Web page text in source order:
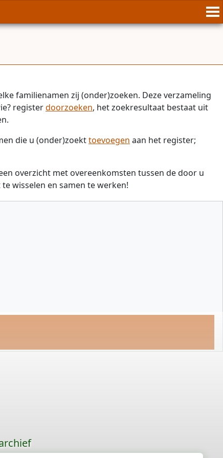
familienamen zij (onder)zoeken. Deze verzameling
registerdoorzoeken, het zoekresultaat bestaat uit
die u (onder)zoekttoevoegen aan het register;
overzicht met overeenkomsten tussen de door u
wisselen en samen te werken!